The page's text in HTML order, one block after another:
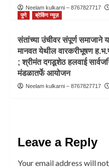
Neelam kulkarni – 8767827717
पुणे
ब्रेकिंग न्यूज़
संतांच्या उंचीवर संपूर्ण समाजाने
मानवत येथील वारकरीभूषण
; श्रीमंत दगडूशेठ हलवाई
मंडळातर्फे आयोजन
Neelam kulkarni – 8767827717
Leave a Reply
Your email address will